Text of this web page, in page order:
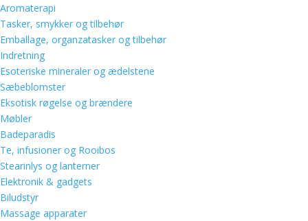
Aromaterapi
Tasker, smykker og tilbehør
Emballage, organzatasker og tilbehør
Indretning
Esoteriske mineraler og ædelstene
Sæbeblomster
Eksotisk røgelse og brændere
Møbler
Badeparadis
Te, infusioner og Rooibos
Stearinlys og lanterner
Elektronik & gadgets
Biludstyr
Massage apparater